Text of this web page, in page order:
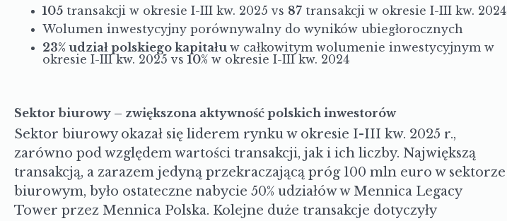
105transakcji w okresie I-III kw. 2025 vs 87transakcji w okresie I-III kw. 2024
Wolumen inwestycyjny porównywalny do wyników ubiegłorocznych
23% udział polskiego kapitału w całkowitym wolumenie inwestycyjnym w
okresie I-III kw. 2025 vs 10% w okresie I-III kw. 2024
Sektor biurowy – zwiększona aktywność polskich inwestorów
Sektor biurowy okazał się liderem rynku w okresie I-III kw. 2025 r.,
zarówno pod względem wartości transakcji, jak i ich liczby. Największą
transakcją, a zarazem jedyną przekraczającą próg 100 mln euro w sektorze
biurowym, było ostateczne nabycie 50% udziałów w Mennica Legacy
Tower przez Mennica Polska. Kolejne duże transakcje dotyczyły